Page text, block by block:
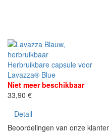
Herbruikbare capsule voor
Lavazza® Blue
Niet meer beschikbaar
33,90 €
Detail
Beoordelingen van onze